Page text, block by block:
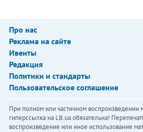
Про нас
Реклама на сайте
Ивенты
Редакция
Политики и стандарты
Пользовательское соглашение
При полном или частичном воспроизведении
гиперссылка на LB.ua обязательна!
воспроизведение или иное использование